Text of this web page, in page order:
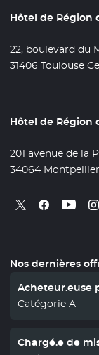
Hôtel de Région
22, boulevard du
31406 Toulouse
Hôtel de Région
201 avenue de la
34064
Retrouvez nous
- Nouvelle
Retrouvez
- -
Nos dernières
Acheteur.euse
Catégorie A
Chargé.e de